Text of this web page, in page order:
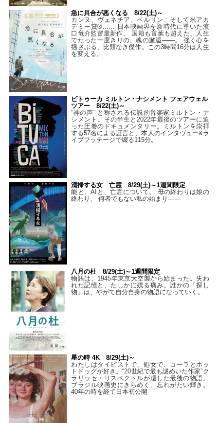
急に具合が悪くなる 8/22(土)～
カンヌ、ヴェネチア、ベルリン、そして米アカ
デミー賞®…… 日本映画界を新時代に導いた濱
口竜介監督最新作。 国籍も言葉も超えた、人生
でたった一度きりの、魂の邂逅――。 強く心を
揺さぶる、比類なき傑作。この3時間16分は人生
を変える。
ビトゥーカ ミルトン・ナシメント フェアウェル
ツアー 8/22(土)～
“神の声” と称される伝説的音楽家ミルトン・ナ
シメント、その半生と2022年最後のツアーに迫
った圧巻のドキュメンタリー。ミルトンを崇拝
する57名による証言と、本人のインタヴュー&ラ
イブフッテージで綴る115分。
清掃する女 亡霊 8/29(土)～1週間限定
能と、AIと、亡霊について。 母の終わりは娘の
終わり、 何者でもない私の始まり――
八月の杜 8/29(土)～1週間限定
物語は、1945年東京大空襲から始まった。失わ
れた記憶と、たしかに残る痛み。誰かの「探し
物」は、やがて自分自身の物語になっていく。
星の時 4K 8/29(土)～
わたしはタイピストで、処⼥で、コーラとホッ
トドッグが好き。“20世紀で最も謎めいた作家”ク
ラリッセ・リスペクトルが遺した最後の物語。
ブラジル映画史にきらめく、忘れがたい輝き。
40年の時を経て⽇本初公開